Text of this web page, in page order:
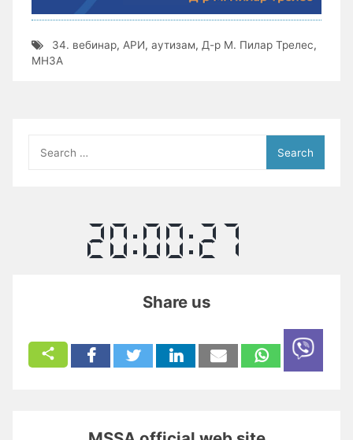
34. вебинар, АРИ, аутизам, Д-р М. Пилар Трелес,
МНЗА
for:
Share us